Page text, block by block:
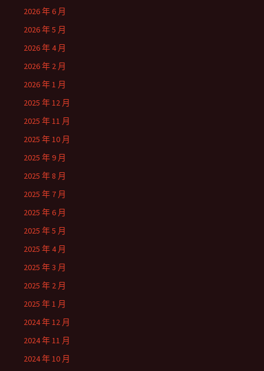
2026 年 6 月
2026 年 5 月
2026 年 4 月
2026 年 2 月
2026 年 1 月
2025 年 12 月
2025 年 11 月
2025 年 10 月
2025 年 9 月
2025 年 8 月
2025 年 7 月
2025 年 6 月
2025 年 5 月
2025 年 4 月
2025 年 3 月
2025 年 2 月
2025 年 1 月
2024 年 12 月
2024 年 11 月
2024 年 10 月